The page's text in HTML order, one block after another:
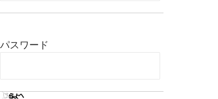
パスワード